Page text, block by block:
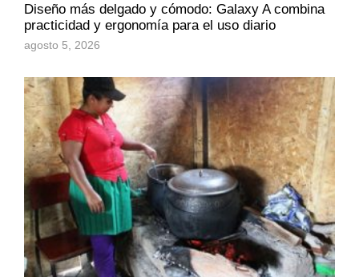
Diseño más delgado y cómodo: Galaxy A combina
practicidad y ergonomía para el uso diario
agosto 5, 2026